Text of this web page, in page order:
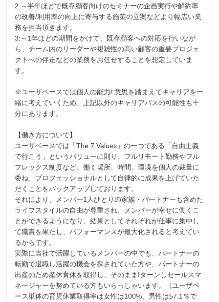
2:～半年ほどで既存顧客向けのセミナーの企画実行や解約率
の改善/利用率の向上に寄与する施策の立案などより幅広い業
務を担当頂きます。
3:～1年ほどの期間をかけて、既存顧客への対応を行いなが
ら、チーム内のリーダーや複雑性の高い顧客の重要プロジェ
クトへの伴走などの業務をお任せすることを想定していま
す。
※ユーザベースでは個人の能力/ 意思を踏まえてキャリアを一
緒に考えていくため、上記以外のキャリアパスの可能性も十
分にあります。
【働き方について】
ユーザベースでは「The 7 Values」の一つである「自由主義
で行こう」というバリューに則り、フルリモート勤務やフル
フレックス制度など、働く場所、時間、環境を個人の裁量に
委ね、プロフェッショナルとして自律的に成果を上げていた
だくことをバックアップしております。
それにより、メンバー1人ひとりの家族・パートナーも含めた
ライフスタイルの自由が尊重され、メンバーが幸せに働くこ
とができるようになり、結果としてそれぞれが仕事に集中し
て職責を果たし、パフォーマンスが最大化されると考えてい
るからです。
実際に当社で活躍しているメンバーの中でも、パートナーの
転勤で退職し活躍の機会を探されていた方や、パートナーの
出産のため産休育休を取得し、そのままIターンしセールスマ
ネージャーを努めている方もいらっしゃいます。（ユーザベ
ース単体の育児休業取得率は女性は100%、男性は57.1％で